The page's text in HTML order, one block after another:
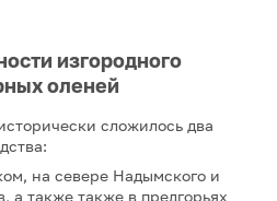
изгородного
оленей
сложилось два
на севере Надымского и
а также также в предгорьях